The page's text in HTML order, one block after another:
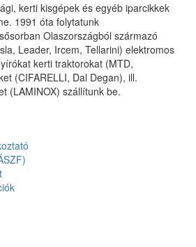
kerti kisgépek és egyéb iparcikkek
1991 óta folytatunk
Olaszországból származó
Leader, Ircem, Tellarini) elektromos
kerti traktorokat (MTD,
(CIFARELLI, Dal Degan), ill.
(LAMINOX) szállítunk be.